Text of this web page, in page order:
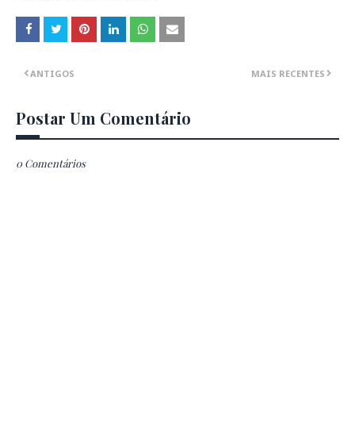
MAIS RECENTES
ANTIGOS
Postar Um Comentário
0 Comentários